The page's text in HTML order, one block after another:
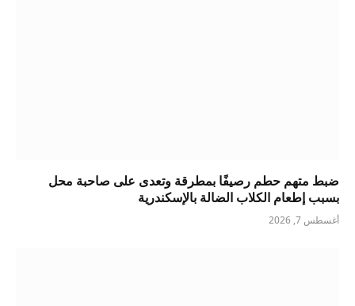
ضبط متهم حطم رصيفًا بمطرقة وتعدى على صاحبة محل
بسبب إطعام الكلاب الضالة بالإسكندرية
أغسطس 7, 2026